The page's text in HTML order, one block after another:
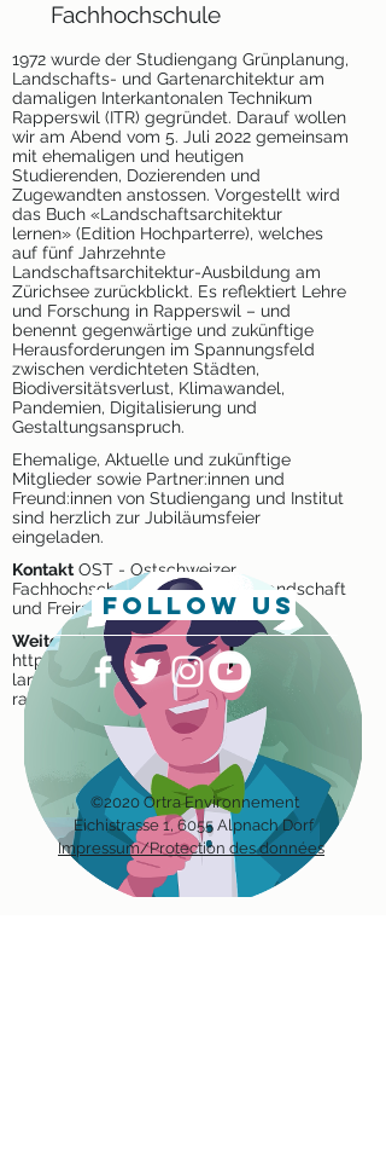
Fachhochschule
1972 wurde der Studiengang Grünplanung,
Landschafts- und Gartenarchitektur am
damaligen Interkantonalen Technikum
Rapperswil (ITR) gegründet. Darauf wollen
wir am Abend vom 5. Juli 2022 gemeinsam
mit ehemaligen und heutigen
Studierenden, Dozierenden und
Zugewandten anstossen. Vorgestellt wird
das Buch «Landschaftsarchitektur
lernen» (Edition Hochparterre), welches
auf fünf Jahrzehnte
Landschaftsarchitektur-Ausbildung am
Zürichsee zurückblickt. Es reflektiert Lehre
und Forschung in Rapperswil – und
benennt gegenwärtige und zukünftige
Herausforderungen im Spannungsfeld
zwischen verdichteten Städten,
Biodiversitätsverlust, Klimawandel,
Pandemien, Digitalisierung und
Gestaltungsanspruch.
Ehemalige, Aktuelle und zukünftige
Mitglieder sowie Partner:innen und
Freund:innen von Studiengang und Institut
sind herzlich zur Jubiläumsfeier
eingeladen.
Kontakt OST - Ostschweizer
Fachhochschule ILF Institut für Landschaft
und Freiraum ilf@ost.ch
Weitere Informationen und Anmeldung
https://www.ost.ch/de/event/50-jahre-
landschaftsarchitekturausbildung-in-
rapperswil
follow us
©2020 Ortra Environnement
Eichistrasse 1, 6055 Alpnach Dorf
Impressum/Protection des données